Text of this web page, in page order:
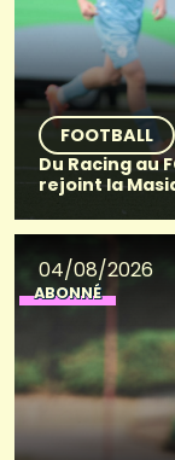
FOOTBALL
Du Racing au
rejoint la
04/08/2026
ABONNÉ